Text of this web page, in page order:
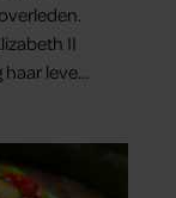
II
haar leven